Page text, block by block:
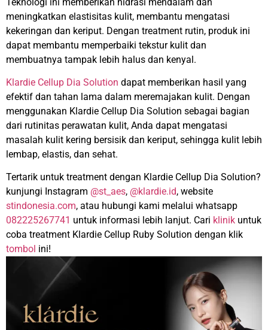
meningkatkan elastisitas kulit, membantu mengatasi
kekeringan dan keriput. Dengan treatment rutin, produk ini
dapat membantu memperbaiki tekstur kulit dan
membuatnya tampak lebih halus dan kenyal.
Klardie Cellup Dia Solution dapat memberikan hasil yang
efektif dan tahan lama dalam meremajakan kulit. Dengan
menggunakan Klardie Cellup Dia Solution sebagai bagian
dari rutinitas perawatan kulit, Anda dapat mengatasi
masalah kulit kering bersisik dan keriput, sehingga kulit lebih
lembap, elastis, dan sehat.
Tertarik untuk treatment dengan Klardie Cellup Dia Solution?
kunjungi Instagram @st_aes, @klardie.id, website
stindonesia.com, atau hubungi kami melalui whatsapp
082225267741 untuk informasi lebih lanjut. Cari klinik untuk
coba treatment Klardie Cellup Ruby Solution dengan klik
tombol ini!